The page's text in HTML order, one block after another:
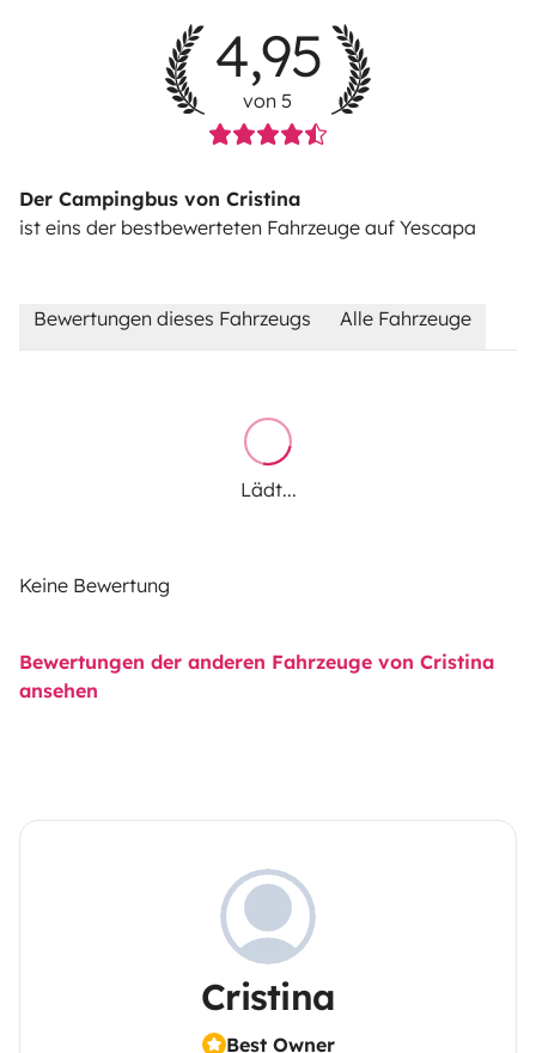
4,95
von 5
Der Campingbus von Cristina
ist eins der bestbewerteten Fahrzeuge auf Yescapa
Bewertungen dieses Fahrzeugs Alle Fahrzeuge
Lädt...
Keine Bewertung
Bewertungen der anderen Fahrzeuge von Cristina
ansehen
Cristina
Best Owner